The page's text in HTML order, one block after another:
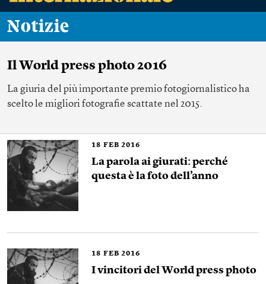
Notizie
Il World press photo 2016
La giuria del più importante premio fotogiornalistico ha
scelto le migliori fotografie scattate nel 2015.
18 FEB 2016
La parola ai giurati: perché
questa è la foto dell’anno
18 FEB 2016
I vincitori del World press photo